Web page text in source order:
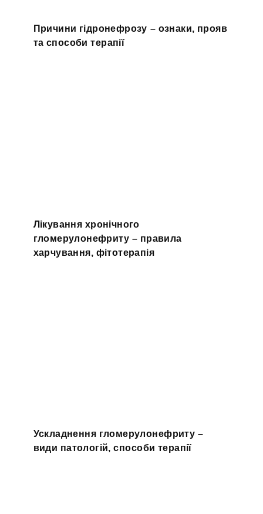
Причини гідронефрозу – ознаки, прояв
та способи терапії
Лікування хронічного
гломерулонефриту – правила
харчування, фітотерапія
Ускладнення гломерулонефриту –
види патологій, способи терапії